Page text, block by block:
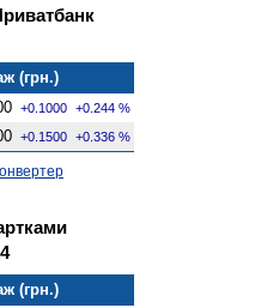
(грн.)
+0.1000 +0.244 %
+0.1500 +0.336 %
(грн.)